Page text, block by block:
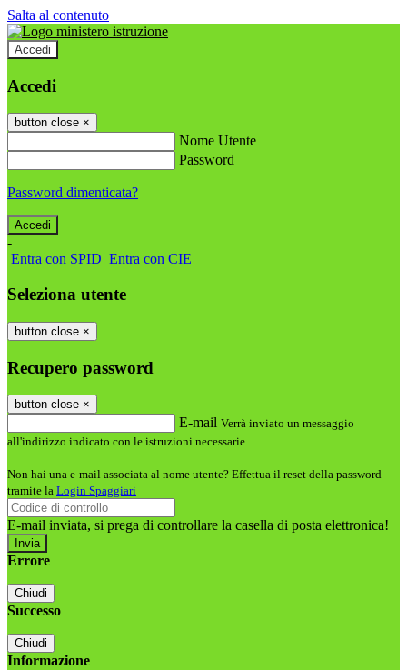
Salta al contenuto
Accedi
Accedi
button close ×
Nome Utente
Password
Password dimenticata?
-
Entra con SPID Entra con CIE
Seleziona utente
button close ×
Recupero password
button close ×
E-mail Verrà inviato un messaggio
all'indirizzo indicato con le istruzioni necessarie.
Non hai una e-mail associata al nome utente? Effettua il reset della password
tramite la Login Spaggiari
E-mail inviata, si prega di controllare la casella di posta elettronica!
Errore
Chiudi
Successo
Chiudi
Informazione